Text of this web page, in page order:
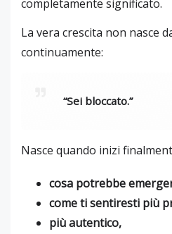
completamente significato.
La vera crescita non nasce
continuamente:
“Sei bloccato.”
Nasce quando inizi
cosa potrebbe
come ti sentiresti più
più autentico,